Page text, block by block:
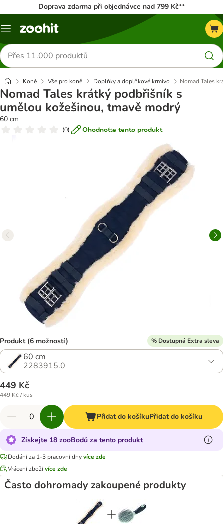
Doprava zdarma při objednávce nad 799 Kč**
Menu
Hledat
produkty
Koně Vše pro koně Doplňky a doplňkové krmivo Nomad Tales
Nomad Tales krátký podbřišník s
umělou kožešinou, tmavě modrý
60 cm
(0) Ohodnoťte tento produkt
Produkt (6 možností) % Dostupná Extra sleva
60 cm
2283915.0
449 Kč
449 Kč / kus
Přidat do košíkuPřidat do košíku
Získejte 18 zooBodů za tento produkt
Dodání za 1-3 pracovní dnyvíce zde
Vrácení zbožívíce zde
Často dohromady zakoupené produkty